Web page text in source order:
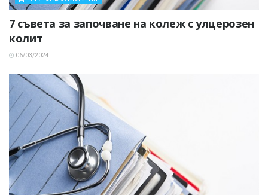
7 съвета за започване на колеж с улцерозен
колит
06/03/2024